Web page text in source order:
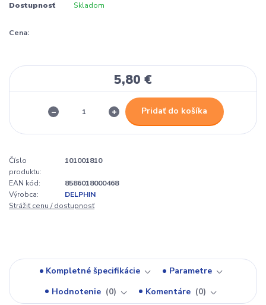
Dostupnosť Skladom
Cena:
5,80 €
Pridať do košíka
Číslo
produktu:
101001810
EAN kód:
8586018000468
Výrobca:
DELPHIN
Strážiť cenu / dostupnosť
Kompletné špecifikácie
Parametre
Hodnotenie
0 Komentáre 0